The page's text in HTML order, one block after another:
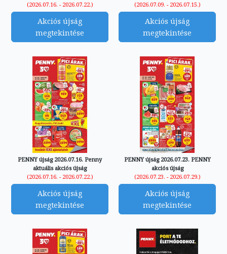
(2026.07.16. - 2026.07.22.)
Akciós újság
megtekintése
(2026.07.09. - 2026.07.15.)
Akciós újság
megtekintése
PENNY újság 2026.07.16. Penny
aktuális akciós újság
(2026.07.16. - 2026.07.22.)
Akciós újság
megtekintése
PENNY újság 2026.07.23. PENNY
akciós újság
(2026.07.23. - 2026.07.29.)
Akciós újság
megtekintése